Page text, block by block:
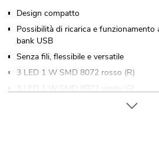
Design compatto
Possibilità di ricarica e
bank USB
Senza fili, flessibile e versatile
3 LED 1 W SMD 8072 rosso (R)
3 LED 1 W SMD 8072 verde (G)